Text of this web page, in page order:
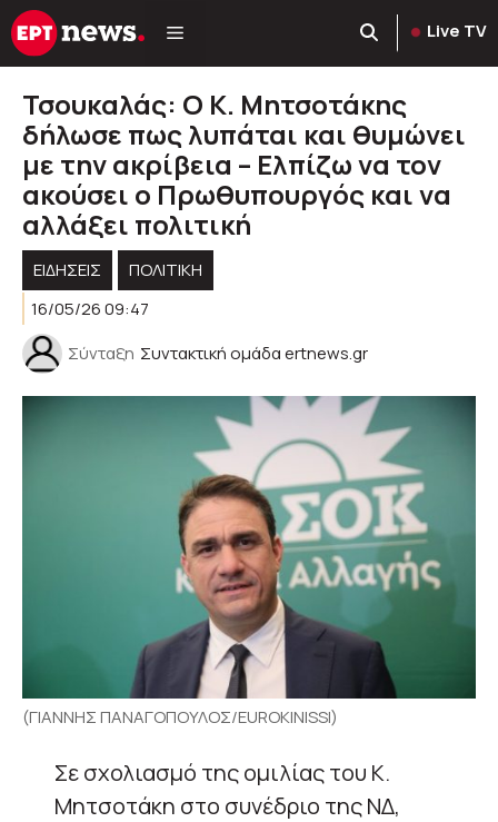
Μετάβαση
σε
Live TV
Τσουκαλάς: Ο Κ. Μητσοτάκης
δήλωσε πως λυπάται και θυμώνει
με την ακρίβεια – Ελπίζω να τον
ακούσει ο Πρωθυπουργός και να
αλλάξει πολιτική
ΕΙΔΗΣΕΙΣ
ΠΟΛΙΤΙΚΉ
16/05/26 09:47
Σύνταξη Συντακτική ομάδα ertnews.gr
(ΓΙΑΝΝΗΣ ΠΑΝΑΓΟΠΟΥΛΟΣ/EUROKINISSI)
Σε σχολιασμό της ομιλίας του Κ.
Μητσοτάκη στο συνέδριο της ΝΔ,